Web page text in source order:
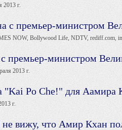
2013 г.
с премьер-министром
NOW, Bollywood Life, NDTV, rediff.com,
с премьер-министром
2013 г.
"Kai Po Che!" для Аамира
г.
вижу, что Амир Кхан